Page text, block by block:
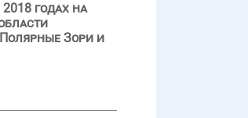
годах на
Зори и